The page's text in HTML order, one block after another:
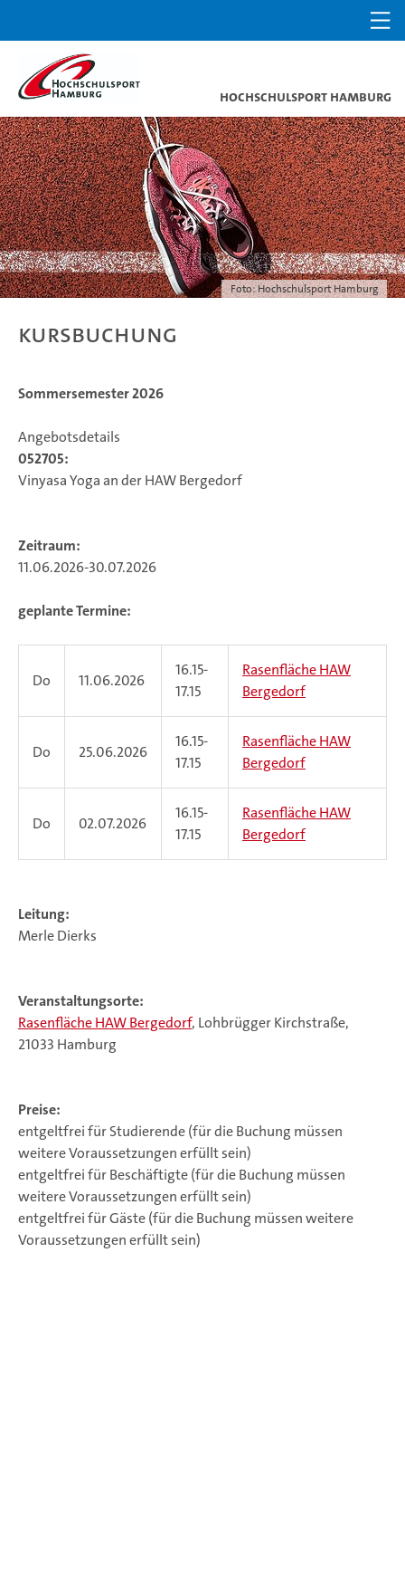
Hochschulsport Hamburg
Foto: Hochschulsport Hamburg
Kursbuchung
Sommersemester 2026
Angebotsdetails
052705:
Vinyasa Yoga an der HAW Bergedorf
Zeitraum:
11.06.2026-30.07.2026
geplante Termine:
Do 11.06.2026
16.15-
17.15
Rasenfläche HAW
Bergedorf
Do 25.06.2026
16.15-
17.15
Rasenfläche HAW
Bergedorf
Do 02.07.2026
16.15-
17.15
Rasenfläche HAW
Bergedorf
Leitung:
Merle Dierks
Veranstaltungsorte:
Rasenfläche HAW Bergedorf, Lohbrügger Kirchstraße,
21033 Hamburg
Preise:
entgeltfrei für Studierende (für die Buchung müssen
weitere Voraussetzungen erfüllt sein)
entgeltfrei für Beschäftigte (für die Buchung müssen
weitere Voraussetzungen erfüllt sein)
entgeltfrei für Gäste (für die Buchung müssen weitere
Voraussetzungen erfüllt sein)